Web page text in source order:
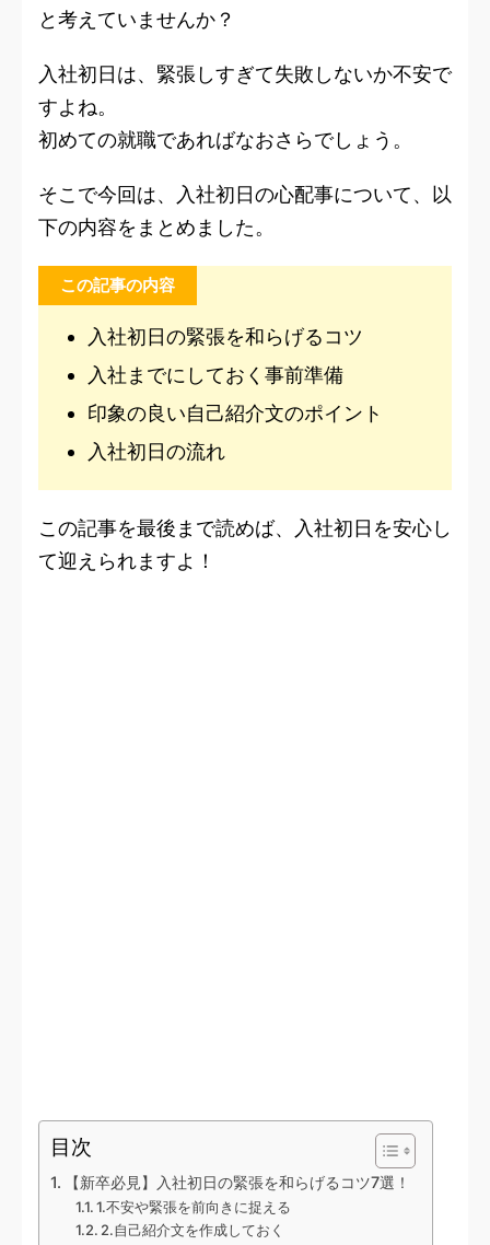
と考えていませんか？
入社初日は、緊張しすぎて失敗しないか不安で
すよね。
初めての就職であればなおさらでしょう。
そこで今回は、入社初日の心配事について、以
下の内容をまとめました。
この記事の内容
入社初日の緊張を和らげるコツ
入社までにしておく事前準備
印象の良い自己紹介文のポイント
入社初日の流れ
この記事を最後まで読めば、入社初日を安心し
て迎えられますよ！
目次
【新卒必見】入社初日の緊張を和らげるコツ7選！
1.不安や緊張を前向きに捉える
2.自己紹介文を作成しておく